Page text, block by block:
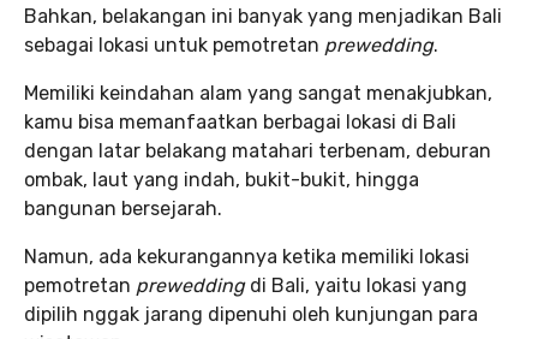
Bahkan, belakangan ini banyak yang menjadikan Bali
sebagai lokasi untuk pemotretan prewedding.
Memiliki keindahan alam yang sangat menakjubkan,
kamu bisa memanfaatkan berbagai lokasi di Bali
dengan latar belakang matahari terbenam, deburan
ombak, laut yang indah, bukit-bukit, hingga
bangunan bersejarah.
Namun, ada kekurangannya ketika memiliki lokasi
pemotretan preweddingdi Bali, yaitu lokasi yang
dipilih nggak jarang dipenuhi oleh kunjungan para